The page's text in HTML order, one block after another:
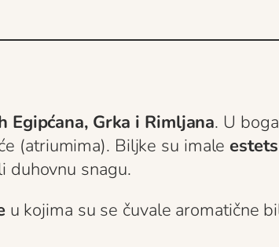
Egipćana, Grka i Rimljana. U
(atriumima). Biljke su imale
duhovnu snagu.
u kojima su se čuvale aromatične